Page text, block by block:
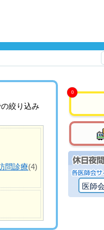
絞り込み
問診療(4)